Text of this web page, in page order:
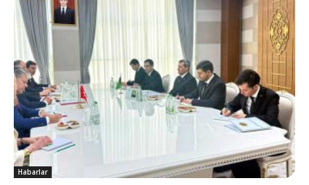
Habarlar